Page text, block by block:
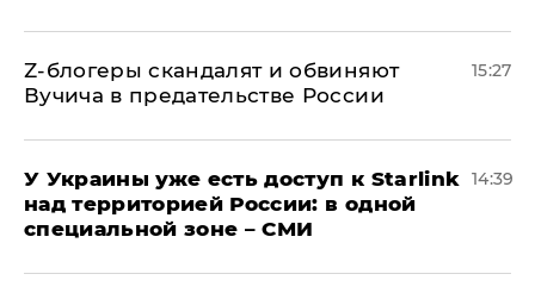
Z-блогеры скандалят и обвиняют
Вучича в предательстве России
15:27
У Украины уже есть доступ к Starlink
над территорией России: в одной
специальной зоне – СМИ
14:39